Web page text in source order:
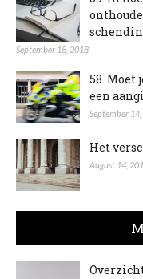
September 18, 2018
58. Moet
een
September
Het
August 14,